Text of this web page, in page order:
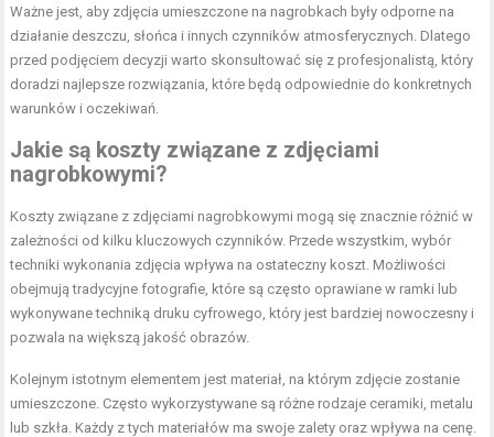
Ważne jest, aby zdjęcia umieszczone na nagrobkach były odporne na
działanie deszczu, słońca i innych czynników atmosferycznych. Dlatego
przed podjęciem decyzji warto skonsultować się z profesjonalistą, który
doradzi najlepsze rozwiązania, które będą odpowiednie do konkretnych
warunków i oczekiwań.
Jakie są koszty związane z zdjęciami
nagrobkowymi?
Koszty związane z zdjęciami nagrobkowymi mogą się znacznie różnić w
zależności od kilku kluczowych czynników. Przede wszystkim, wybór
techniki wykonania zdjęcia wpływa na ostateczny koszt. Możliwości
obejmują tradycyjne fotografie, które są często oprawiane w ramki lub
wykonywane techniką druku cyfrowego, który jest bardziej nowoczesny i
pozwala na większą jakość obrazów.
Kolejnym istotnym elementem jest materiał, na którym zdjęcie zostanie
umieszczone. Często wykorzystywane są różne rodzaje ceramiki, metalu
lub szkła. Każdy z tych materiałów ma swoje zalety oraz wpływa na cenę.